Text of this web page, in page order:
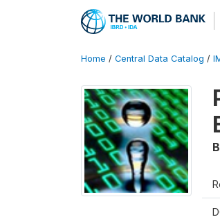
Home / Central Data Catalog /